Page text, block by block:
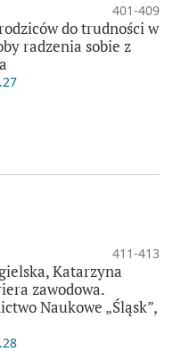
401-409
do trudności w
radzenia sobie z
411-413
Katarzyna
zawodowa.
Naukowe „Śląsk”,